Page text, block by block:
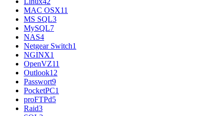
MAC OSX11
MS SQL3
MySQL7
NAS4
Netgear Switch1
NGINX1
OpenVZ11
Outlook12
Passwort9
PocketPC1
proFTPd5
Raid3